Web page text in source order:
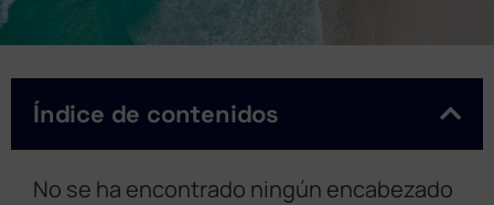
Índice de contenidos
No se ha encontrado ningún encabezado